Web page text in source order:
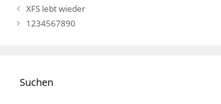
XFS lebt wieder
1234567890
Suchen